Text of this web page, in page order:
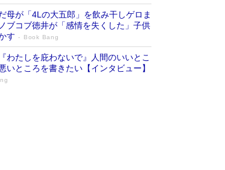
母が「4Lの大五郎」を飲み干しゲロま
ブコブ徳井が「感情を失くした」子供
す
Book Bang
わたしを庇わないで』人間のいいとこ
いところを書きたい【インタビュー】